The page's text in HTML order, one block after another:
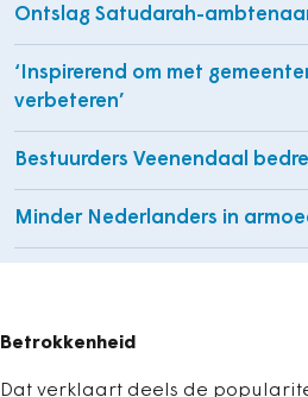
Ontslag Satudarah-
‘Inspirerend om met
verbeteren’
Bestuurders Veenendaal
Minder Nederlanders in
Betrokkenheid
Dat verklaart deels de